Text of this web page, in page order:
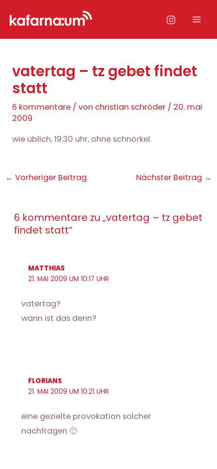
Inhalt
vatertag – tz gebet findet
statt
6 kommentare / von christian schröder / 20. mai
2009
wie üblich, 19:30 uhr, ohne schnörkel.
Post
← Vorheriger Beitrag Nächster Beitrag →
6 kommentare zu „vatertag – tz gebet
findet statt“
MATTHIAS
21. MAI 2009 UM 10:17 UHR
vatertag?
wann ist das denn?
FLORIANS
21. MAI 2009 UM 10:21 UHR
eine gezielte provokation solcher
nachfragen 🙂